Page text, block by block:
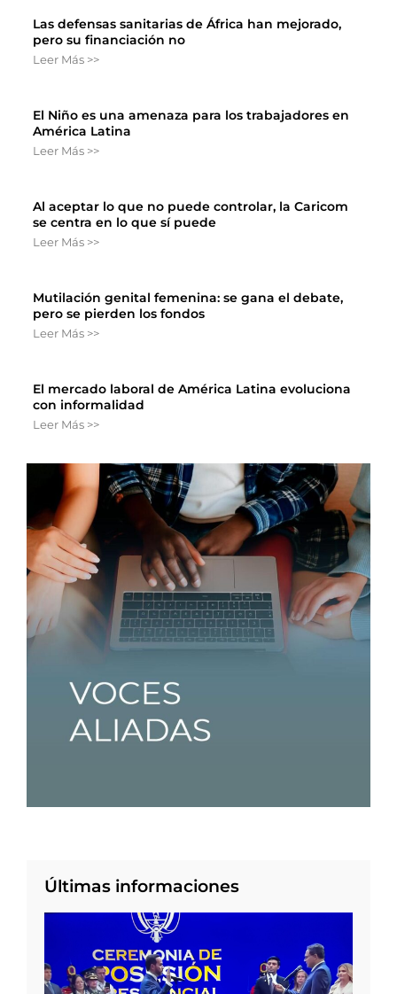
Las defensas sanitarias de África han mejorado,
pero su financiación no
Leer Más >>
El Niño es una amenaza para los trabajadores en
América Latina
Leer Más >>
Al aceptar lo que no puede controlar, la Caricom
se centra en lo que sí puede
Leer Más >>
Mutilación genital femenina: se gana el debate,
pero se pierden los fondos
Leer Más >>
El mercado laboral de América Latina evoluciona
con informalidad
Leer Más >>
Últimas informaciones